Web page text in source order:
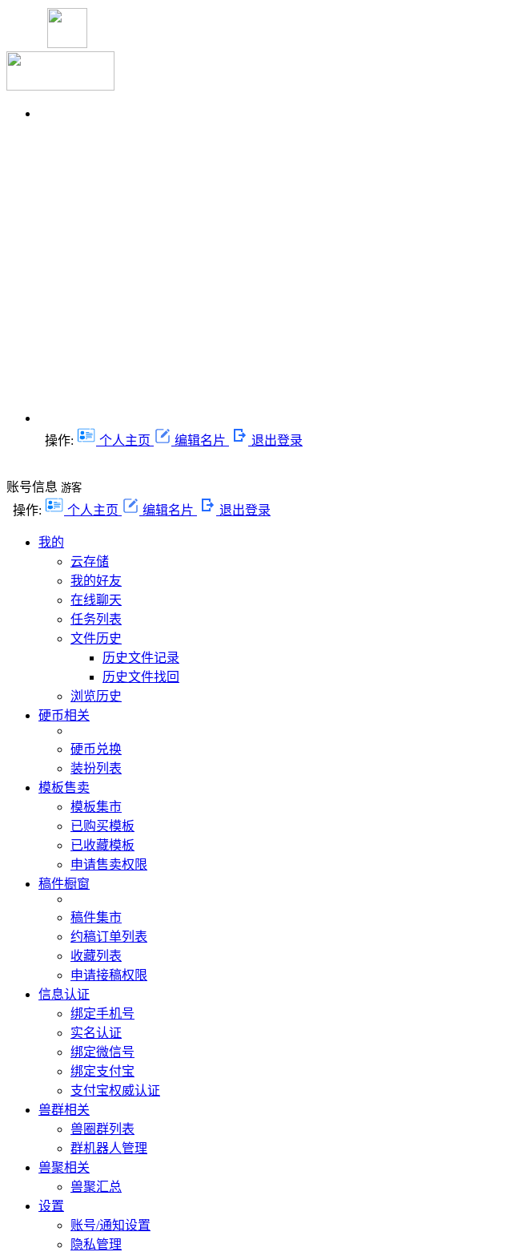
操作: 个人主页 编辑名片 退出登录
账号信息 游客
操作: 个人主页 编辑名片 退出登录
我的
云存储
我的好友
在线聊天
任务列表
文件历史
历史文件记录
历史文件找回
浏览历史
硬币相关
硬币兑换
装扮列表
模板售卖
模板集市
已购买模板
已收藏模板
申请售卖权限
稿件橱窗
稿件集市
约稿订单列表
收藏列表
申请接稿权限
信息认证
绑定手机号
实名认证
绑定微信号
绑定支付宝
支付宝权威认证
兽群相关
兽圈群列表
群机器人管理
兽聚相关
兽聚汇总
设置
账号/通知设置
隐私管理